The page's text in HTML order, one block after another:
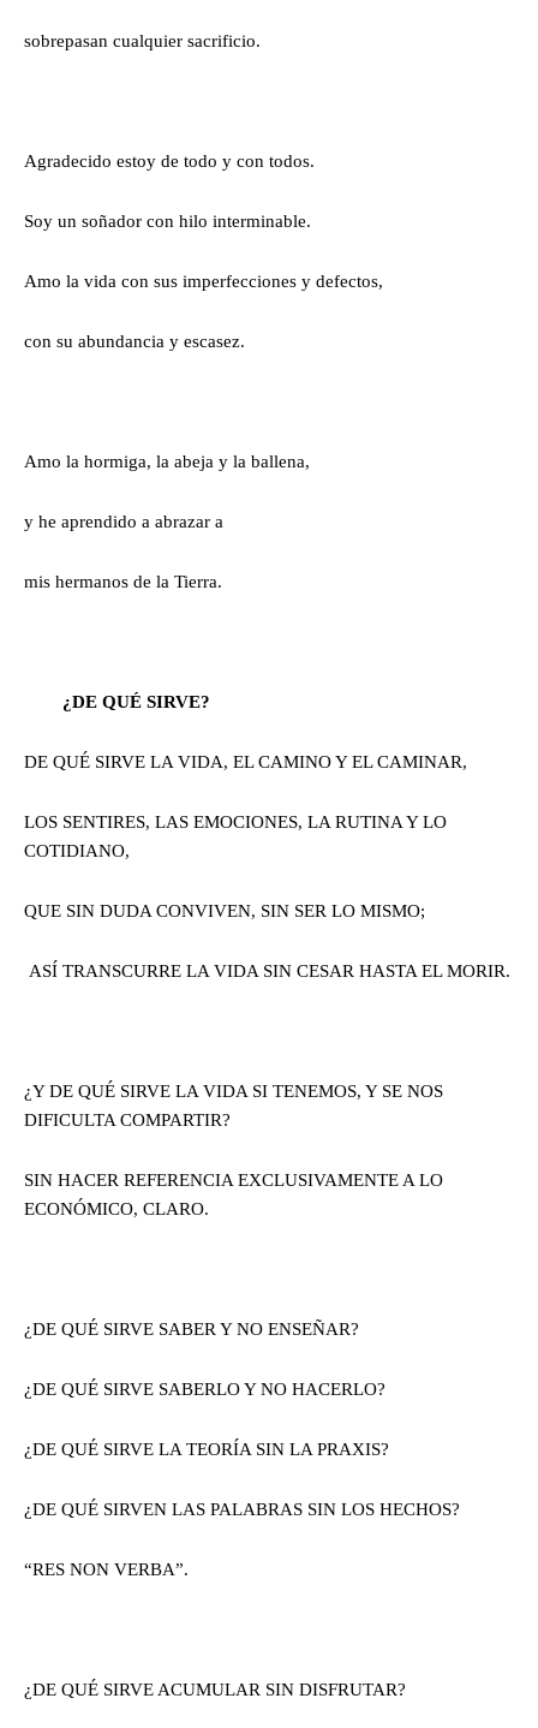
sobrepasan cualquier sacrificio.
Agradecido estoy de todo y con todos.
Soy un soñador con hilo interminable.
Amo la vida con sus imperfecciones y defectos,
con su abundancia y escasez.
Amo la hormiga, la abeja y la ballena,
y he aprendido a abrazar a
mis hermanos de la Tierra.
¿DE QUÉ SIRVE?
DE QUÉ SIRVE LA VIDA, EL CAMINO Y EL CAMINAR,
LOS SENTIRES, LAS EMOCIONES, LA RUTINA Y LO
COTIDIANO,
QUE SIN DUDA CONVIVEN, SIN SER LO MISMO;
ASÍ TRANSCURRE LA VIDA SIN CESAR HASTA EL MORIR.
¿Y DE QUÉ SIRVE LA VIDA SI TENEMOS, Y SE NOS
DIFICULTA COMPARTIR?
SIN HACER REFERENCIA EXCLUSIVAMENTE A LO
ECONÓMICO, CLARO.
¿DE QUÉ SIRVE SABER Y NO ENSEÑAR?
¿DE QUÉ SIRVE SABERLO Y NO HACERLO?
¿DE QUÉ SIRVE LA TEORÍA SIN LA PRAXIS?
¿DE QUÉ SIRVEN LAS PALABRAS SIN LOS HECHOS?
“RES NON VERBA”.
¿DE QUÉ SIRVE ACUMULAR SIN DISFRUTAR?